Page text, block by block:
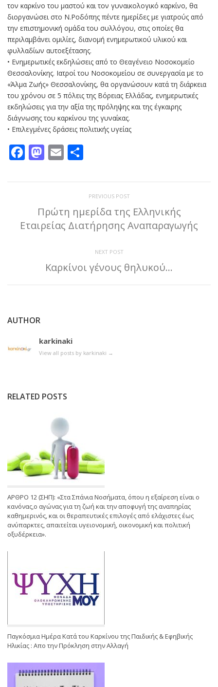
τον καρκίνο του μαστού και τον γυναικολογικό καρκίνο, θα
διοργανώσει στο Ν.Ροδόπης πέντε ημερίδες με γιατρούς από
την επιστημονική ομάδα του συλλόγου, στις οποίες θα
περιλαμβάνει ομιλίες, διανομή ενημερωτικού υλικού και
φυλλαδίων αυτοεξέτασης.
• Ενημερωτικές εκδηλώσεις από το Θεαγένειο Νοσοκομείο
Θεσσαλονίκης. Ιατροί του Νοσοκομείου σε συνεργασία με το
«Άλμα Ζωής» Θεσσαλονίκης, θα οργανώσουν κατά τη διάρκεια
του χρόνου σε 5 πόλεις της Βόρειας Ελλάδας, ενημερωτικές
εκδηλώσεις για την αξία της πρόληψης και της έγκαιρης
διάγνωσης του καρκίνου της γυναίκας.
• Επιλεγμένες δράσεις πολιτικής υγείας
Facebook
Mastodon
Email
PREVIOUS POST
Πρώτη ημερίδα της Ελληνικής
Εταιρείας Διατήρησης Αναπαραγωγής
NEXT POST
Καρκίνοι γένους θηλυκού…
AUTHOR
karkinaki
View all posts by karkinaki →
RELATED POSTS
ΑΡΘΡΟ 12 (ΣΗΠ): «Στα Σπάνια Νοσήματα, όπου η εξαίρεση είναι ο
κανόνας,ο αγώνας για τη ζωή και την αποφυγή της αναπηρίας
καθημερινός, και οι θεραπευτικές επιλογές από ελάχιστες έως
ανύπαρκτες, απαιτείται υγειονομική, οικονομική και πολιτική
οξυδέρκεια».
Παγκόσμια Ημέρα Κατά του Καρκίνου της Παιδικής & Εφηβικής
Ηλικίας : Απο την Πρόκληση στην Αλλαγή